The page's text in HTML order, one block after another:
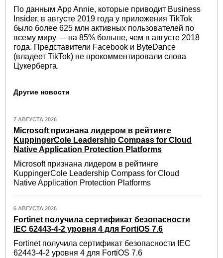
По данным App Annie, которые приводит Business
Insider, в августе 2019 года у приложения TikTok
было более 625 млн активных пользователей по
всему миру — на 85% больше, чем в августе 2018
года. Представители Facebook и ByteDance
(владеет TikTok) не прокомментировали слова
Цукерберга.
Другие новости
7 АВГУСТА 2026
Microsoft признана лидером в рейтинге
KuppingerCole Leadership Compass for Cloud
Native Application Protection Platforms
Microsoft признана лидером в рейтинге
KuppingerCole Leadership Compass for Cloud
Native Application Protection Platforms
6 АВГУСТА 2026
Fortinet получила сертификат безопасности
IEC 62443-4-2 уровня 4 для FortiOS 7.6
Fortinet получила сертификат безопасности IEC
62443-4-2 уровня 4 для FortiOS 7.6